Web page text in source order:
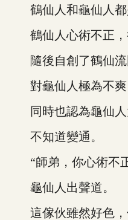
鶴仙人和龜仙人都
鶴仙人心術不正，
隨後自創了鶴仙流
對龜仙人極為不爽
同時也認為龜仙人
不知道變通。
“師弟，你心術不正
龜仙人出聲道。
這傢伙雖然好色，